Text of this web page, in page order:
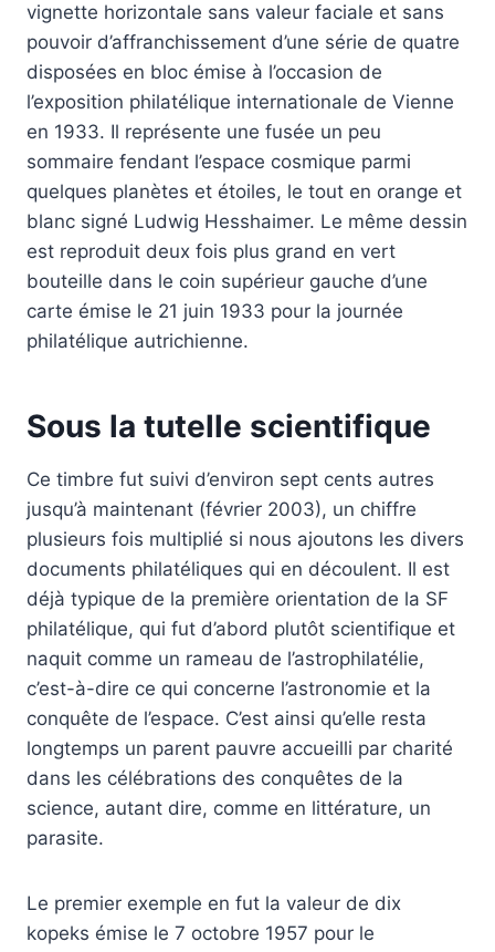
vignette horizontale sans valeur faciale et sans
pouvoir d’affranchissement d’une série de quatre
disposées en bloc émise à l’occasion de
l’exposition philatélique internationale de Vienne
en 1933. Il représente une fusée un peu
sommaire fendant l’espace cosmique parmi
quelques planètes et étoiles, le tout en orange et
blanc signé Ludwig Hesshaimer. Le même dessin
est reproduit deux fois plus grand en vert
bouteille dans le coin supérieur gauche d’une
carte émise le 21 juin 1933 pour la journée
philatélique autrichienne.
Sous la tutelle scientifique
Ce timbre fut suivi d’environ sept cents autres
jusqu’à maintenant (février 2003), un chiffre
plusieurs fois multiplié si nous ajoutons les divers
documents philatéliques qui en découlent. Il est
déjà typique de la première orientation de la SF
philatélique, qui fut d’abord plutôt scientifique et
naquit comme un rameau de l’astrophilatélie,
c’est-à-dire ce qui concerne l’astronomie et la
conquête de l’espace. C’est ainsi qu’elle resta
longtemps un parent pauvre accueilli par charité
dans les célébrations des conquêtes de la
science, autant dire, comme en littérature, un
parasite.
Le premier exemple en fut la valeur de dix
kopeks émise le 7 octobre 1957 pour le